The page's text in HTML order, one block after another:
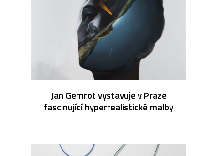
Jan Gemrot vystavuje v Praze
fascinující hyperrealistické malby